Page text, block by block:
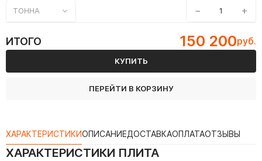
ТОННА − +
ИТОГО 150 200руб.
КУПИТЬ
ПЕРЕЙТИ В КОРЗИНУ
ХАРАКТЕРИСТИКИОПИСАНИЕДОСТАВКАОПЛАТАОТЗЫВЫ
ХАРАКТЕРИСТИКИ ПЛИТА